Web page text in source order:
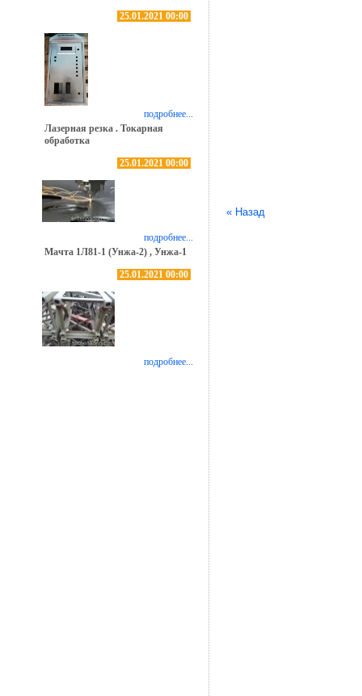
25.01.2021 00:00
подробнее...
Лазерная резка . Токарная
обработка
25.01.2021 00:00
подробнее...
Мачта 1Л81-1 (Унжа-2) , Унжа-1
25.01.2021 00:00
подробнее...
« Назад